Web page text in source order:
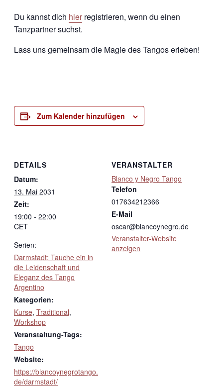
Du kannst dich hier registrieren, wenn du einen
Tanzpartner suchst.
Lass uns gemeinsam die Magie des Tangos erleben!
Zum Kalender hinzufügen
DETAILS
Datum:
13. Mai 2031
Zeit:
19:00 - 22:00
CET
Serien:
Darmstadt: Tauche ein in
die Leidenschaft und
Eleganz des Tango
Argentino
Kategorien:
Kurse, Traditional,
Workshop
Veranstaltung-Tags:
Tango
Website:
https://blancoynegrotango.
de/darmstadt/
VERANSTALTER
Blanco y Negro Tango
Telefon
017634212366
E-Mail
oscar@blancoynegro.de
Veranstalter-Website
anzeigen